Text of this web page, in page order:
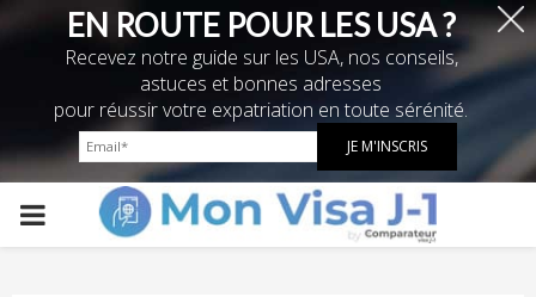
PRIMARY
EN ROUTE POUR LES USA ?
Recevez notre guide sur les USA, nos conseils,
astuces et bonnes adresses
pour réussir votre expatriation en toute sérénité.